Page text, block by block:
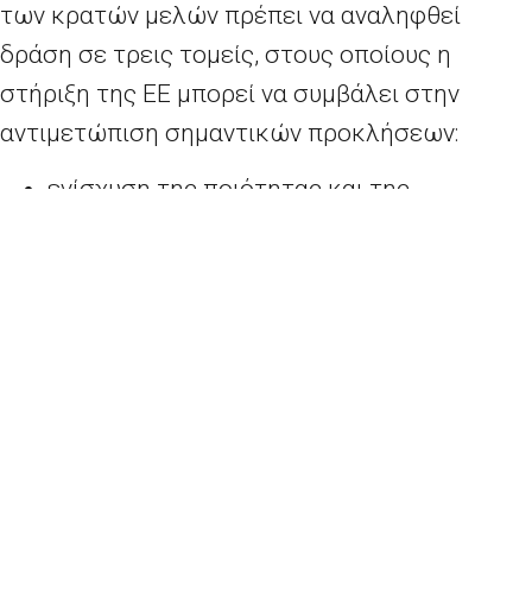
των κρατών μελών πρέπει να αναληφθεί
δράση σε τρεις τομείς, στους οποίους η
στήριξη της ΕΕ μπορεί να συμβάλει στην
αντιμετώπιση σημαντικών προκλήσεων:
ενίσχυση της ποιότητας και της